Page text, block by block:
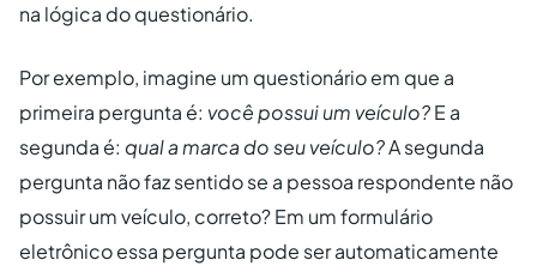
na lógica do questionário.
Por exemplo, imagine um questionário em que a
primeira pergunta é: você possui um veículo?E a
segunda é: qual a marca do seu veículo?A segunda
pergunta não faz sentido se a pessoa respondente não
possuir um veículo, correto? Em um formulário
eletrônico essa pergunta pode ser automaticamente